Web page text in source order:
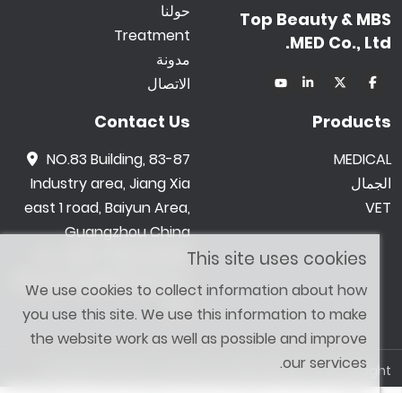
Top Beauty & MBS
MED Co., Ltd.
حولنا
Treatment
مدونة
الاتصال
Products
MEDICAL
الجمال
VET
Contact Us
NO.83 Building, 83-87
Industry area, Jiang Xia
east 1 road, Baiyun Area,
Guangzhou China
0086 -18602015159
jetwong@tbbeauty.c
Copyright © 2026 Top Beauty & MBS MED Co., Ltd. All Right
This site uses cookies
We use cookies to collect information about how
you use this site. We use this information to make
the website work as well as possible and improve
our services.